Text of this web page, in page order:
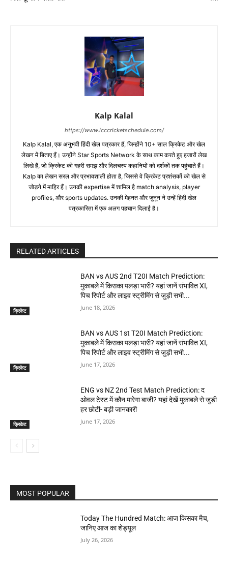
Kalp Kalal
https://www.icccricketschedule.com/
Kalp Kalal, एक अनुभवी हिंदी खेल पत्रकार हैं, जिन्होंने 10+ साल क्रिकेट और खेल
लेखन में बिताए हैं। उन्होंने Star Sports Network के साथ काम करते हुए हजारों लेख
लिखे हैं, जो क्रिकेट की गहरी समझ और दिलचस्प कहानियों को दर्शकों तक पहुंचाते हैं।
Kalp का लेखन सरल और प्रभावशाली होता है, जिससे वे क्रिकेट प्रशंसकों को खेल से
जोड़ने में माहिर हैं। उनकी expertise में शामिल है match analysis, player
profiles, और sports updates. उनकी मेहनत और जुनून ने उन्हें हिंदी खेल
पत्रकारिता में एक अलग पहचान दिलाई है।
RELATED ARTICLES
क्रिकेट
BAN vs AUS 2nd T20I Match Prediction:
मुकाबले में किसका पलड़ा भारी? यहां जानें संभावित XI,
पिच रिपोर्ट और लाइव स्ट्रीमिंग से जुड़ी सभी...
June 18, 2026
क्रिकेट
BAN vs AUS 1st T20I Match Prediction:
मुकाबले में किसका पलड़ा भारी? यहां जानें संभावित XI,
पिच रिपोर्ट और लाइव स्ट्रीमिंग से जुड़ी सभी...
June 17, 2026
क्रिकेट
ENG vs NZ 2nd Test Match Prediction: द
ओवल टेस्ट में कौन मारेगा बाजी? यहां देखें मुकाबले से जुड़ी
हर छोटी- बड़ी जानकारी
June 17, 2026
MOST POPULAR
Today The Hundred Match: आज किसका मैच,
जानिए आज का शेड्यूल
July 26, 2026